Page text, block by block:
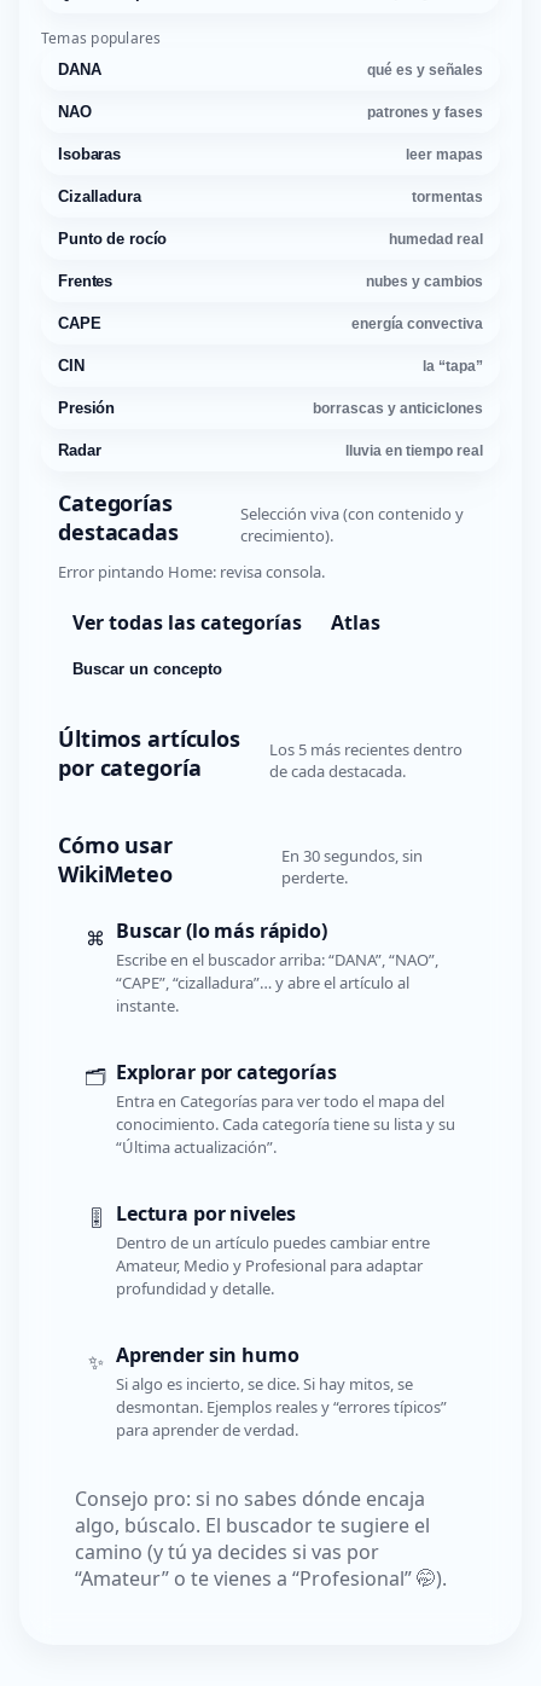
Temas populares
DANA qué es y señales
NAO patrones y fases
Isobaras leer mapas
Cizalladura tormentas
Punto de rocío humedad real
Frentes nubes y cambios
CAPE energía convectiva
CIN la “tapa”
Presión borrascas y anticiclones
Radar lluvia en tiempo real
Categorías
destacadas
Selección viva (con contenido y
crecimiento).
Error pintando Home: revisa consola.
Ver todas las categorías Atlas
Buscar un concepto
Últimos artículos
por categoría
Los 5 más recientes dentro
de cada destacada.
Cómo usar
WikiMeteo
En 30 segundos, sin
perderte.
⌘ Buscar (lo más rápido)
Escribe en el buscador arriba: “DANA”, “NAO”,
“CAPE”, “cizalladura”… y abre el artículo al
instante.
🗂️ Explorar por categorías
Entra en Categorías para ver todo el mapa del
conocimiento. Cada categoría tiene su lista y su
“Última actualización”.
🎚️ Lectura por niveles
Dentro de un artículo puedes cambiar entre
Amateur, Medio y Profesional para adaptar
profundidad y detalle.
✨ Aprender sin humo
Si algo es incierto, se dice. Si hay mitos, se
desmontan. Ejemplos reales y “errores típicos”
para aprender de verdad.
Consejo pro: si no sabes dónde encaja
algo, búscalo. El buscador te sugiere el
camino (y tú ya decides si vas por
“Amateur” o te vienes a “Profesional” 🤭).